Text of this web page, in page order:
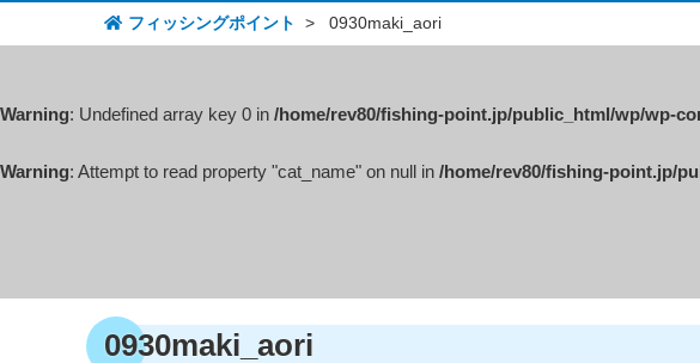
キ
プ
フィッシングポイント >0930maki_aori
Warning: Undefined array key 0 in /home/rev80/fishing-point.jp/public_html/wp/wp-
Warning: Attempt to read property "cat_name" on null in /home/rev80/fishing-point.jp/
0930maki_aori